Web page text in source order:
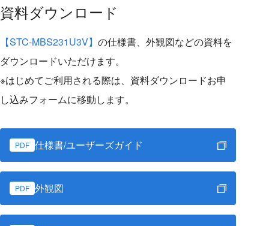
資料ダウンロード
【STC-MBS231U3V】 の仕様書、外観図などの資料を
ダウンロードいただけます。
※はじめてご利用される際は、資料ダウンロードお申
し込みフォームに移動します。
PDF 仕様書/ユーザーズガイド
PDF 外観図